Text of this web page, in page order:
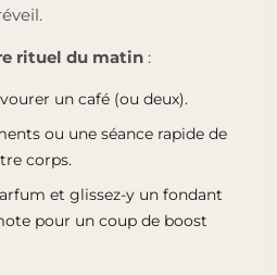
rituel du matin :
un café (ou deux).
ou une séance rapide de
corps.
et glissez-y un fondant
pour un coup de boost